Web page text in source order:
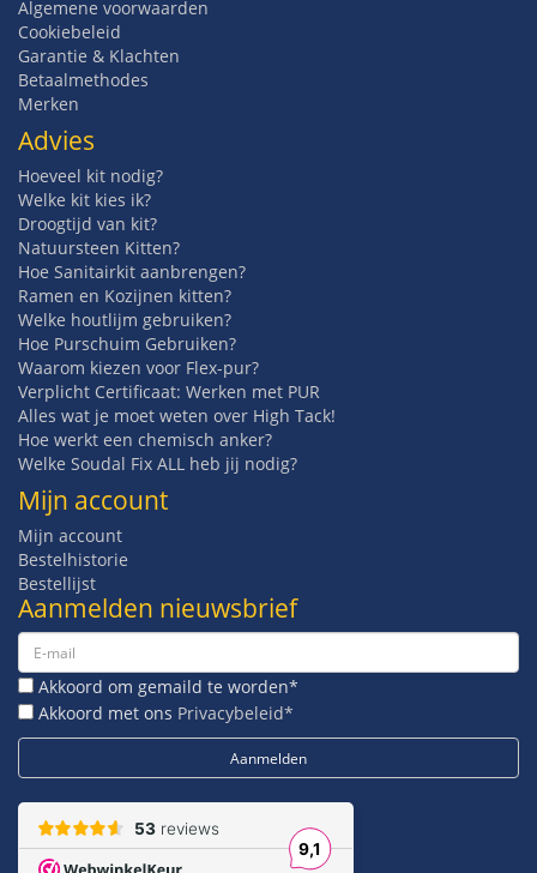
Algemene voorwaarden
Cookiebeleid
Garantie & Klachten
Betaalmethodes
Merken
Advies
Hoeveel kit nodig?
Welke kit kies ik?
Droogtijd van kit?
Natuursteen Kitten?
Hoe Sanitairkit aanbrengen?
Ramen en Kozijnen kitten?
Welke houtlijm gebruiken?
Hoe Purschuim Gebruiken?
Waarom kiezen voor Flex-pur?
Verplicht Certificaat: Werken met PUR
Alles wat je moet weten over High Tack!
Hoe werkt een chemisch anker?
Welke Soudal Fix ALL heb jij nodig?
Mijn account
Mijn account
Bestelhistorie
Bestellijst
Aanmelden nieuwsbrief
Akkoord om gemaild te worden*
Akkoord met ons Privacybeleid*